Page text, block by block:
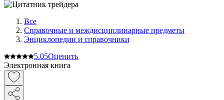
Все
Справочные и междисциплинарные предметы
Энциклопедии и справочники
5.05Оценить
Электронная книга